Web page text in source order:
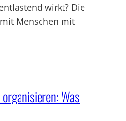
wirkt? Die
Menschen mit
Was